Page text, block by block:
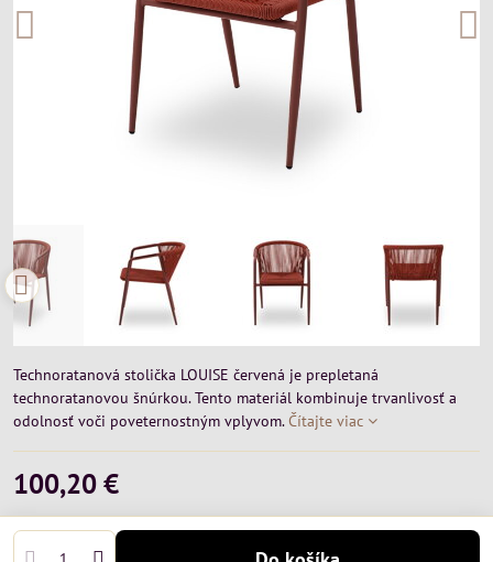
Technoratanová stolička LOUISE červená je prepletaná
technoratanovou šnúrkou. Tento materiál kombinuje trvanlivosť a
odolnosť voči poveternostným vplyvom.Čítajte viac
100,20 €